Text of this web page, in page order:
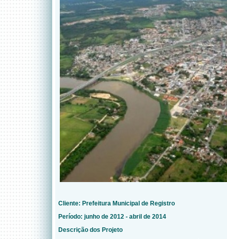
Cliente: Prefeitura Municipal de Registro
Período: junho de 2012 - abril de 2014
Descrição dos Projeto